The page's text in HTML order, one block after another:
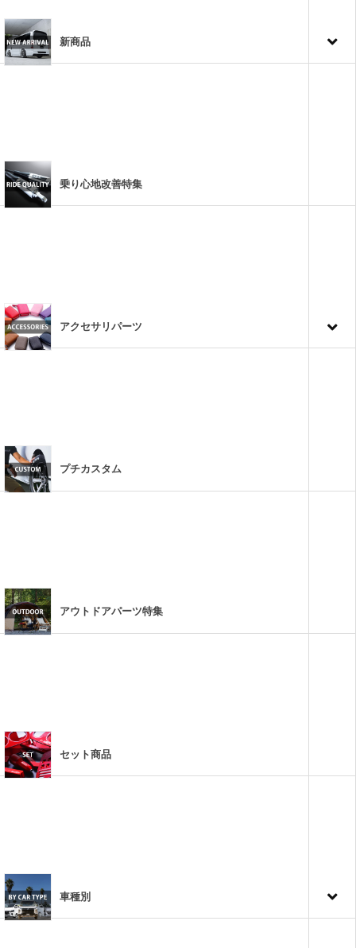
新商品
乗り心地改善特集
アクセサリパーツ
プチカスタム
アウトドアパーツ特集
セット商品
車種別